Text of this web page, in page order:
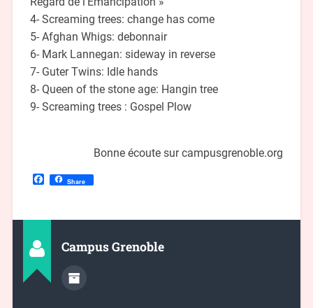
4- Screaming trees: change has come
5- Afghan Whigs: debonnair
6- Mark Lannegan: sideway in reverse
7- Guter Twins: Idle hands
8- Queen of the stone age: Hangin tree
9- Screaming trees : Gospel Plow
Bonne écoute sur campusgrenoble.org
Facebook
Share
Campus Grenoble